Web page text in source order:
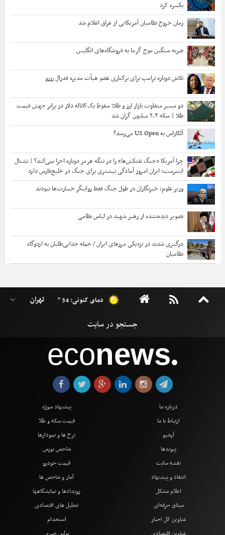
یکسره کرد
زمان خروج نظامیان آمریکایی از عراق اعلام شد
ضربه سنگین موج گرما به فروشگاه‌های انگلیس
تلاش دوباره ترامپ برای برکناری عضو هیأت‌ مدیره فدرال رزرو
دو مسیر متفاوت بازار ارز و طلا؛ سقوط یک‌کاناله دلار در برابر جهش قیمت
طلا | سکه ۲.۳ میلیون گران شد
آلکاراس به US Open می‌رسد؟
چرا آمریکا «جنگ نفتکش‌ها» را در تنگه هرمز دوباره اجرا نمی‌کند؟ | نشنال
اینترست: ایران امروز آمادگی بیشتری برای جنگ در خلیج‌فارس دارد
وزیر علوم: خبرنگاران در طول جنگ فقط روایتگر خسارت‌ها نبودند
تصویر دیده‌نشده از رهبر شهید در لباس نظامی
درگیری شدید در نزدیکی مرز‌های ایران / حمله جدایی‌طلبان به اردوگاه
نظامیان
دمای کنونی: 34 °
econews●
درباره ما
ارتباط با ما
آرشیو
پیوندها
نقشه سایت
انتقاد و پیشنهاد
اعلام مشکل
میثاق حرفه‌ای
پیشنهاد سوژه
قیمت سکه و طلا
نرخ ها و نمودارها
شاخص بورس
قیمت خودرو
آمار و شاخص ها
رویدادها و نمایشگاهها
تحلیل های اقتصادی
عناوین کل اخبار
استخدام